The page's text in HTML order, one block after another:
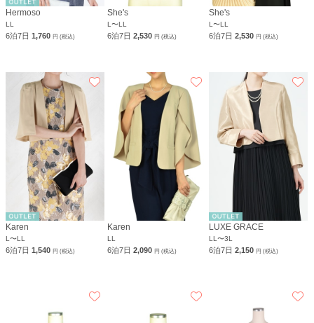
Hermoso
LL
6泊7日 1,760 円 (税込)
She's
L〜LL
6泊7日2,530円 (税込)
She's
L〜LL
6泊7日2,530円 (税込)
Karen
L〜LL
6泊7日 1,540 円 (税込)
Karen
LL
6泊7日2,090円 (税込)
LUXE GRACE
LL〜3L
6泊7日2,150円 (税込)